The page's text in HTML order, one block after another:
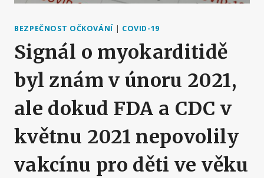
BEZPEČNOST OČKOVÁNÍ | COVID-19
Signál o myokarditidě
byl znám v únoru 2021,
ale dokud FDA a CDC v
květnu 2021 nepovolily
vakcínu pro děti ve věku